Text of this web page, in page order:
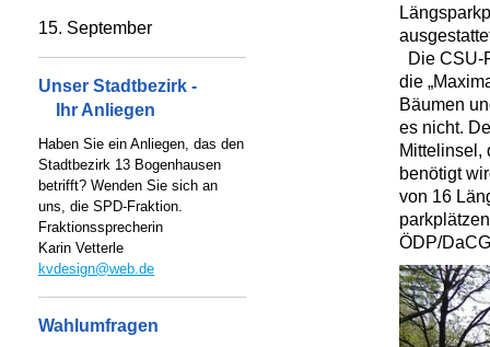
Die CSU-
die
Bäumen
es nicht.
Mittelinsel,
benötigt
von 16
ÖDP/
15. September
Unser Stadtbezirk -
Ihr Anliegen
Haben Sie ein Anliegen, das den
Stadtbezirk 13 Bogenhausen
betrifft? Wenden Sie sich an
uns, die SPD-Fraktion.
Fraktionssprecherin
Karin Vetterle
kvdesign@web.de
Wahlumfragen